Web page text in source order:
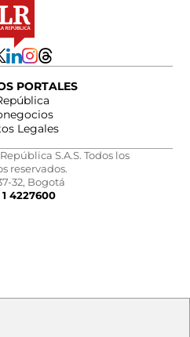
PORTALES
Legales
S.A.S. Todos los
reservados.
32, Bogotá
1 4227600